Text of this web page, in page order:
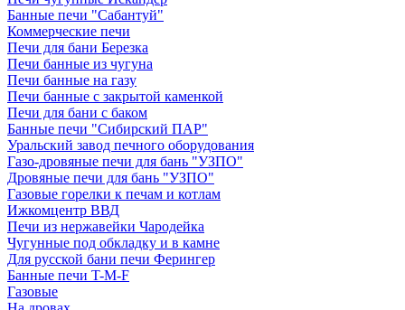
Банные печи "Сабантуй"
Коммерческие печи
Печи для бани Березка
Печи банные из чугуна
Печи банные на газу
Печи банные с закрытой каменкой
Печи для бани с баком
Банные печи "Сибирский ПАР"
Уральский завод печного оборудования
Газо-дровяные печи для бань "УЗПО"
Дровяные печи для бань "УЗПО"
Газовые горелки к печам и котлам
Ижкомцентр ВВД
Печи из нержавейки Чародейка
Чугунные под обкладку и в камне
Для русской бани печи Ферингер
Банные печи T-M-F
Газовые